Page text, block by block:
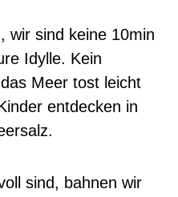
wir sind keine 10min
Idylle. Kein
Meer tost leicht
entdecken in
sind, bahnen wir